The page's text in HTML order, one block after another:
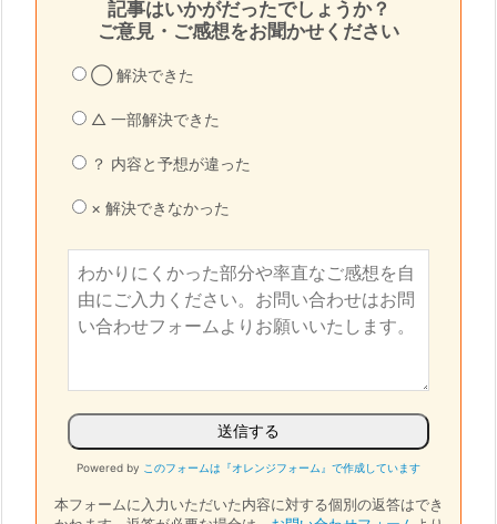
記事はいかがだったでしょうか？
ご意見・ご感想をお聞かせください
◯ 解決できた
△ 一部解決できた
？ 内容と予想が違った
× 解決できなかった
Powered by このフォームは『オレンジフォーム』で作成しています
本フォームに入力いただいた内容に対する個別の返答はでき